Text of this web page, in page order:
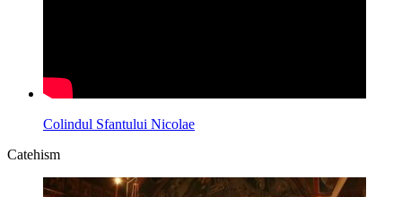
Colindul Sfantului Nicolae
Catehism